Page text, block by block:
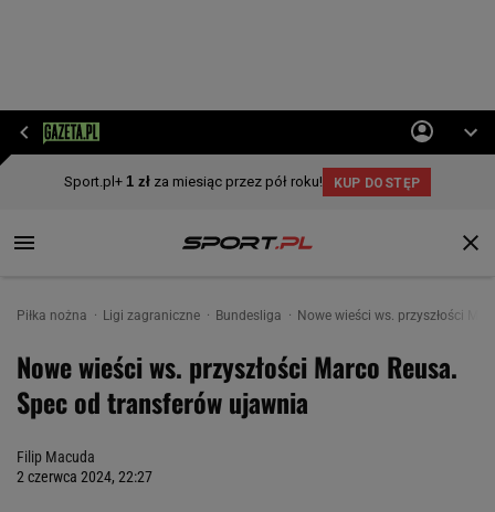
Piłka nożna Ligi zagraniczne Bundesliga Nowe wieści ws. przyszłości
Nowe wieści ws. przyszłości Marco Reusa.
Spec od transferów ujawnia
Filip Macuda
2 czerwca 2024, 22:27